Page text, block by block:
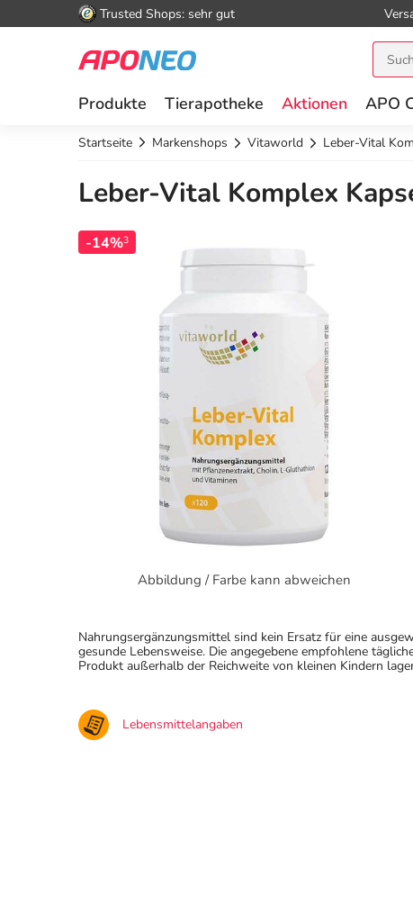
Trusted Shops: sehr gut
Produkte Tierapotheke Aktionen APO
Startseite Markenshops Vitaworld Leber-Vital
Leber-Vital Komplex
-14%3
Abbildung / Farbe kann abweichen
Nahrungsergänzungsmittel sind kein Ersatz für eine
gesunde Lebensweise. Die angegebene empfohlene
Produkt außerhalb der Reichweite von kleinen Kindern
Lebensmittelangaben